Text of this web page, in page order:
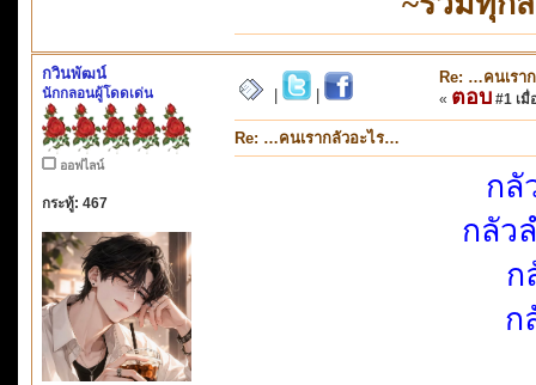
กวินพัฒน์
นักกลอนผู้โดดเด่น
ออฟไลน์
กระทู้: 467
Re: …คนเรา
« ตอบ #1 เมื่
Re: …คนเรากลัวอะไร…
กลั
กลัว
ก
ก